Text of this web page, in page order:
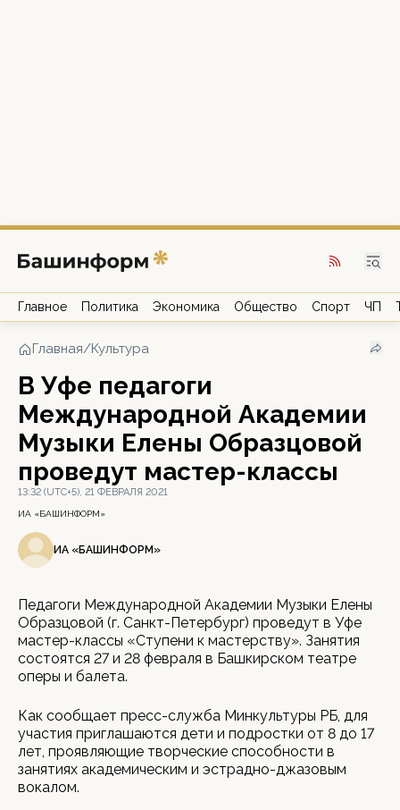
Главное Политика Экономика Общество Спорт ЧП
Главная/Культура
В Уфе педагоги
Международной Академии
Музыки Елены Образцовой
проведут мастер-классы
13:32 (UTC+5), 21 ФЕВРАЛЯ 2021
ИА «БАШИНФОРМ»
ИА «БАШИНФОРМ»
Педагоги Международной Академии Музыки Елены
Образцовой (г. Санкт-Петербург) проведут в Уфе
мастер-классы «Ступени к мастерству». Занятия
состоятся 27 и 28 февраля в Башкирском театре
оперы и балета.
Как сообщает пресс-служба Минкультуры РБ, для
участия приглашаются дети и подростки от 8 до 17
лет, проявляющие творческие способности в
занятиях академическим и эстрадно-джазовым
вокалом.